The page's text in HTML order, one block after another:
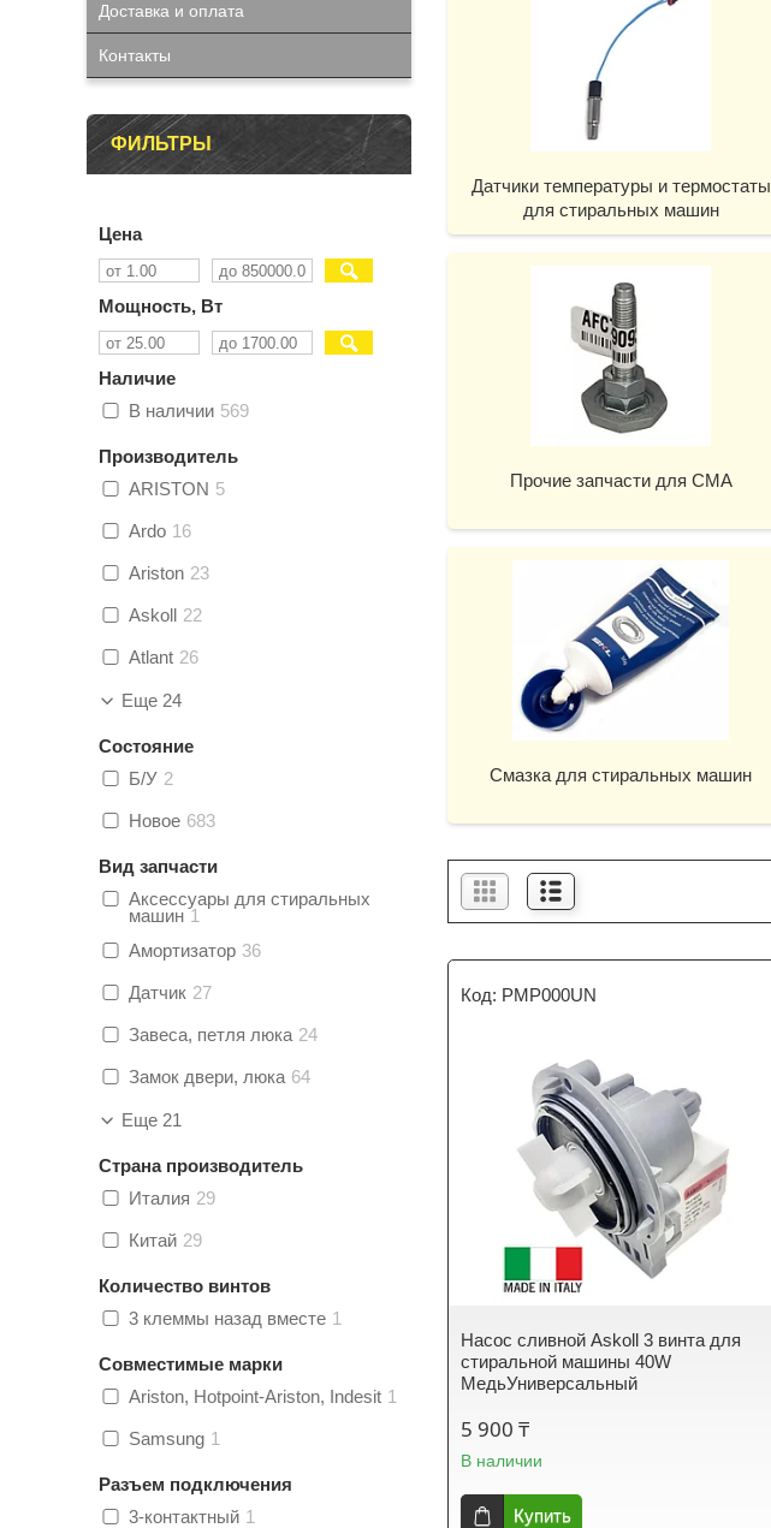
Датчики температуры и термостаты
для стиральных машин
Прочие запчасти для СМА
Смазка для стиральных машин
PMP000UN
Насос сливной Askoll 3 винта для
стиральной машины 40W
МедьУниверсальный
5 900 ₸
В наличии
Купить
Доставка и оплата
Контакты
ФИЛЬТРЫ
Цена
Мощность, Вт
Наличие
В наличии 569
Производитель
ARISTON 5
Ardo 16
Ariston 23
Askoll 22
Atlant 26
Еще 24
Состояние
Б/У 2
Новое 683
Вид запчасти
Аксессуары для стиральных
машин 1
Амортизатор 36
Датчик 27
Завеса, петля люка 24
Замок двери, люка 64
Еще 21
Страна производитель
Италия 29
Китай 29
Количество винтов
3 клеммы назад вместе 1
Совместимые марки
Ariston, Hotpoint-Ariston, Indesit 1
Samsung 1
Разъем подключения
3-контактный 1